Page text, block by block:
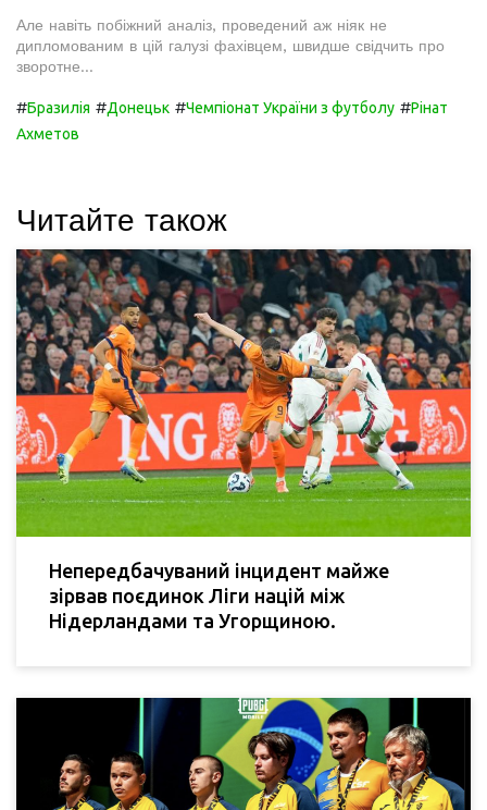
Але навіть побіжний аналіз, проведений аж ніяк не
дипломованим в цій галузі фахівцем, швидше свідчить про
зворотне...
#Бразилія #Донецьк #Чемпіонат України з футболу #Рінат
Ахметов
Читайте також
Непередбачуваний інцидент майже
зірвав поєдинок Ліги націй між
Нідерландами та Угорщиною.